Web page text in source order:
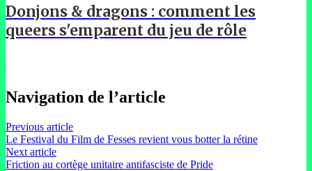
Donjons & dragons : comment les
queers s'emparent du jeu de rôle
Navigation de l’article
Previous article
Le Festival du Film de Fesses revient vous botter la rétine
Next article
Friction au cortège unitaire antifasciste de Pride